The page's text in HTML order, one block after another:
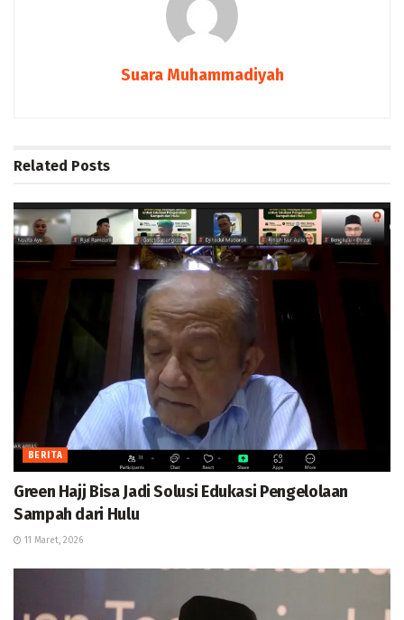
Suara Muhammadiyah
Related Posts
BERITA
Green Hajj Bisa Jadi Solusi Edukasi Pengelolaan
Sampah dari Hulu
11 Maret, 2026